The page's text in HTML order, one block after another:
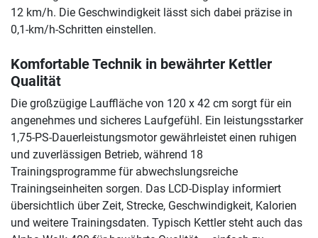
12 km/h. Die Geschwindigkeit lässt sich dabei präzise in
0,1-km/h-Schritten einstellen.
Komfortable Technik in bewährter Kettler
Qualität
Die großzügige Lauffläche von 120 x 42 cm sorgt für ein
angenehmes und sicheres Laufgefühl. Ein leistungsstarker
1,75-PS-Dauerleistungsmotor gewährleistet einen ruhigen
und zuverlässigen Betrieb, während 18
Trainingsprogramme für abwechslungsreiche
Trainingseinheiten sorgen. Das LCD-Display informiert
übersichtlich über Zeit, Strecke, Geschwindigkeit, Kalorien
und weitere Trainingsdaten. Typisch Kettler steht auch das